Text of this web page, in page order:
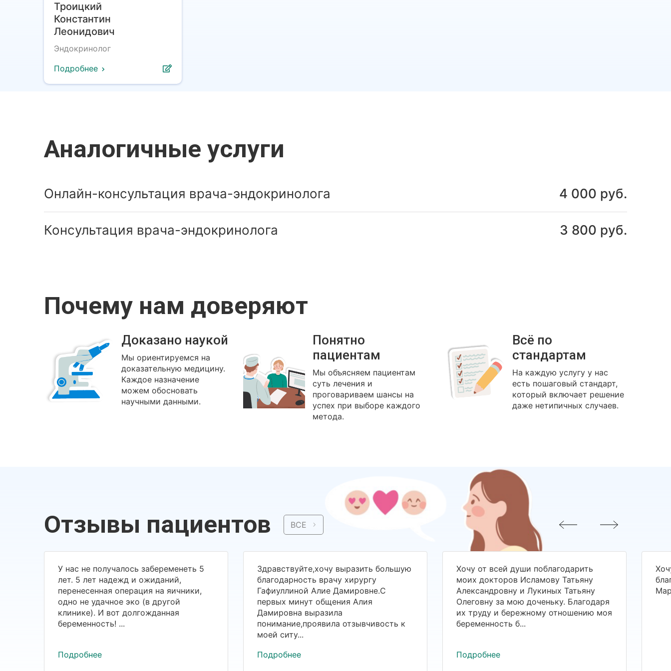
Троицкий
Константин
Леонидович
Эндокринолог
Подробнее
Аналогичные услуги
Онлайн-консультация врача-эндокринолога 4 000 руб.
Консультация врача-эндокринолога 3 800 руб.
Почему нам доверяют
Доказано наукой
Мы ориентируемся на
доказательную медицину.
Каждое назначение
можем обосновать
научными данными.
Понятно
пациентам
Мы объясняем пациентам
суть лечения и
проговариваем шансы на
успех при выборе каждого
метода.
Всё по
стандартам
На каждую услугу у нас
есть пошаговый стандарт,
который включает решение
даже нетипичных случаев.
Отзывы пациентов ВСЕ
У нас не получалось забеременеть 5
лет. 5 лет надежд и ожиданий,
перенесенная операция на яичники,
одно не удачное эко (в другой
клинике). И вот долгожданная
беременность! ...
Подробнее
Здравствуйте,хочу выразить большую
благодарность врачу хирургу
Гафиуллиной Алие Дамировне.С
первых минут общения Алия
Дамировна выразила
понимание,проявила отзывчивость к
моей ситу...
Подробнее
Хочу от всей души поблагодарить
моих докторов Исламову Татьяну
Александровну и Лукиных Татьяну
Олеговну за мою доченьку. Благодаря
их труду и бережному отношению моя
беременность б...
Подробнее